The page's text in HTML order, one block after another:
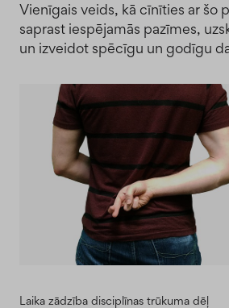
Vienīgais veids, kā cīnīties ar šo
saprast iespējamās pazīmes,
un izveidot spēcīgu un godīgu
Laika zādzība disciplīnas trūkuma dēļ